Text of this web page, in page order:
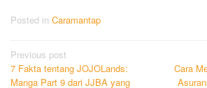
Posted in Caramantap
Post
navigation
Previous post
7 Fakta tentang JOJOLands:
Manga Part 9 dari JJBA yang
Cara